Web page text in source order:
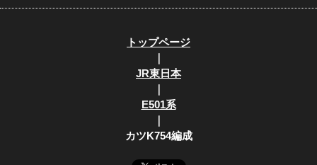
トップページ
｜
JR東日本
｜
E501系
｜
カツK754編成